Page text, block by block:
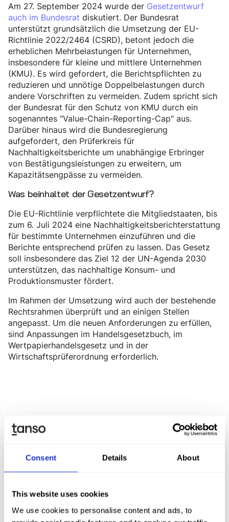
Consent Details About
This website uses cookies
We use cookies to personalise content and ads, to
Am 27. September 2024 wurde der Gesetzentwurf
auch im Bundesrat diskutiert. Der Bundesrat
unterstützt grundsätzlich die Umsetzung der EU-
Richtlinie 2022/2464 (CSRD), betont jedoch die
erheblichen Mehrbelastungen für Unternehmen,
insbesondere für kleine und mittlere Unternehmen
(KMU). Es wird gefordert, die Berichtspflichten zu
reduzieren und unnötige Doppelbelastungen durch
andere Vorschriften zu vermeiden. Zudem spricht sich
der Bundesrat für den Schutz von KMU durch ein
sogenanntes "Value-Chain-Reporting-Cap" aus.
Darüber hinaus wird die Bundesregierung
aufgefordert, den Prüferkreis für
Nachhaltigkeitsberichte um unabhängige Erbringer
von Bestätigungsleistungen zu erweitern, um
Kapazitätsengpässe zu vermeiden.
Was beinhaltet der Gesetzentwurf?
Die EU-Richtlinie verpflichtete die Mitgliedstaaten, bis
zum 6. Juli 2024 eine Nachhaltigkeitsberichterstattung
für bestimmte Unternehmen einzuführen und die
Berichte entsprechend prüfen zu lassen. Das Gesetz
soll insbesondere das Ziel 12 der UN-Agenda 2030
unterstützen, das nachhaltige Konsum- und
Produktionsmuster fördert.
Im Rahmen der Umsetzung wird auch der bestehende
Rechtsrahmen überprüft und an einigen Stellen
angepasst. Um die neuen Anforderungen zu erfüllen,
sind Anpassungen im Handelsgesetzbuch, im
Wertpapierhandelsgesetz und in der
Wirtschaftsprüferordnung erforderlich.
Entdecken Sie Tanso –
Ihre Komplett­lösung für
Nachhaltigkeit